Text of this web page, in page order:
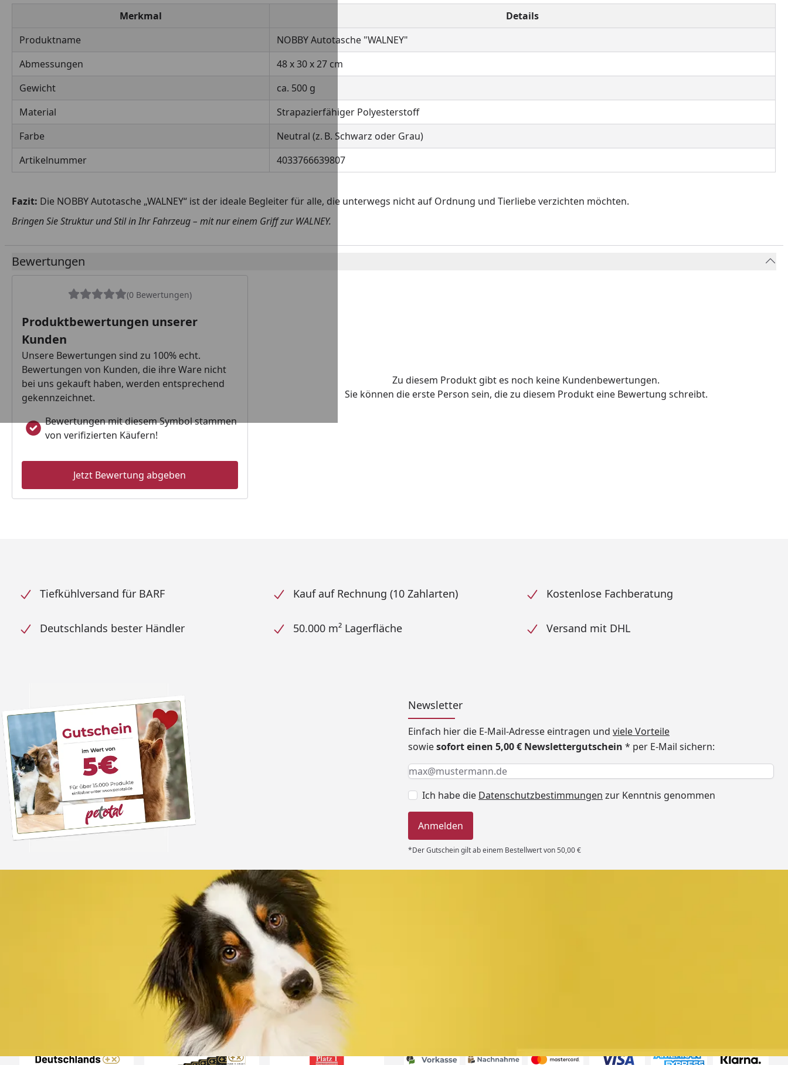
Merkmal
Details
Produktname
NOBBY Autotasche "WALNEY"
Abmessungen
48 x 30 x 27 cm
Gewicht
ca. 500 g
Material
Strapazierfähiger Polyesterstoff
Farbe
Neutral (z. B. Schwarz oder Grau)
Artikelnummer
4033766639807
Fazit: Die NOBBY Autotasche „WALNEY“ ist der ideale Begleiter für alle, die unterwegs nicht auf Ordnung und Tierliebe verzichten möchten.
Bringen Sie Struktur und Stil in Ihr Fahrzeug – mit nur einem Griff zur WALNEY.
Bewertungen
(0 Bewertungen)
Produktbewertungen unserer
Kunden
Unsere Bewertungen sind zu 100% echt.
Bewertungen von Kunden, die ihre Ware nicht
bei uns gekauft haben, werden entsprechend
gekennzeichnet.
Bewertungen mit diesem Symbol stammen
von verifizierten Käufern!
Jetzt Bewertung abgeben
Zu diesem Produkt gibt es noch keine Kundenbewertungen.
Sie können die erste Person sein, die zu diesem Produkt eine Bewertung schreibt.
Tiefkühlversand für BARF Kauf auf Rechnung (10 Zahlarten) Kostenlose Fachberatung
Deutschlands bester Händler 50.000 m² Lagerfläche Versand mit DHL
Newsletter
Einfach hier die E-Mail-Adresse eintragen und viele Vorteile
sowiesofort einen 5,00 € Newslettergutschein * per E-Mail sichern:
Keine Eingabe erforderlich
Eingabe erforderlich
E-Mail *
Ich habe die Datenschutzbestimmungen zur Kenntnis genommen
Anmelden
*Der Gutschein gilt ab einem Bestellwert von 50,00 €
„Alles top. Hat wie immer super
geklappt, sehr schnelle Lieferung!!“
30.07.2026